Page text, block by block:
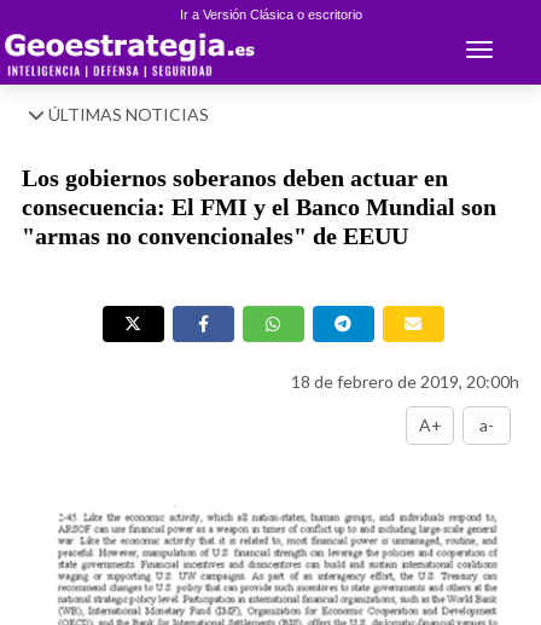
Ir a Versión Clásica o escritorio
Toggle
ÚLTIMAS NOTICIAS
Los gobiernos soberanos deben actuar en
consecuencia: El FMI y el Banco Mundial son
"armas no convencionales" de EEUU
18 de febrero de 2019, 20:00h
A+ a-